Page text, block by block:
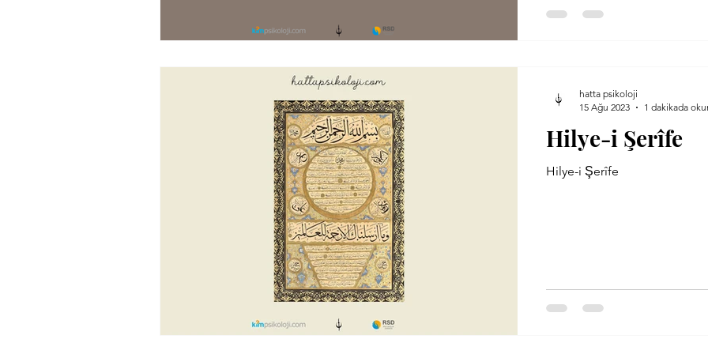
Hilye-i Şerîfe
Hilye-i Şerîfe
hatta psikoloji
15 Ağu 2023
1 dakikada